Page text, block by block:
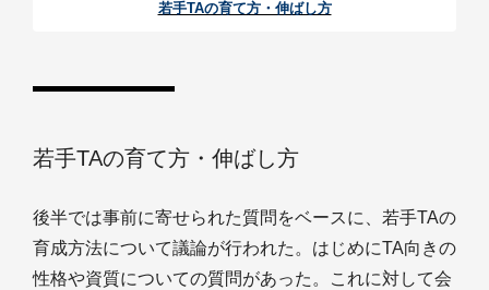
若手TAの育て方・伸ばし方
若手TAの育て方・伸ばし方
後半では事前に寄せられた質問をベースに、若手TAの
育成方法について議論が行われた。はじめにTA向きの
性格や資質についての質問があった。これに対して会